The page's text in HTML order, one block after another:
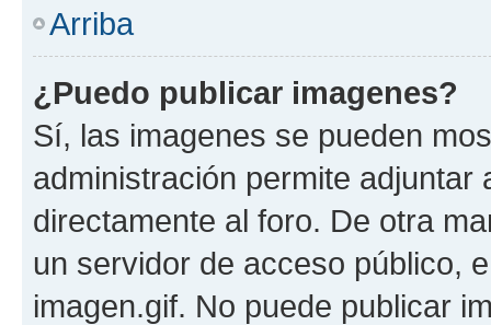
Arriba
¿Puedo publicar imagenes?
Sí, las imagenes se pueden
administración permite
directamente al foro. De otra
un servidor de acceso público,
imagen.gif. No puede publicar